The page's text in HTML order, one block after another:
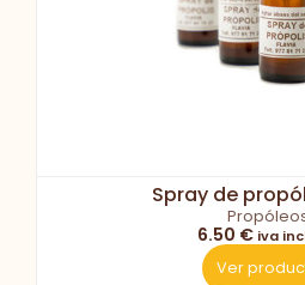
Spray de
6.50 € iva
Ver